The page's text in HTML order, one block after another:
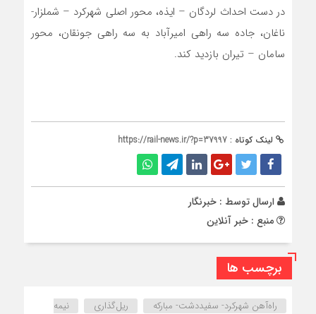
در دست احداث لردگان – ایذه، محور اصلی شهرکرد – شملزار-
ناغان، جاده سه راهی امیرآباد به سه راهی جونقان، محور
سامان – تیران بازدید کند.
لینک کوتاه : https://rail-news.ir/?p=37997
ارسال توسط : خبرنگار
منبع : خبر آنلاین
برچسب ها
راه‌آهن شهرکرد- سفیددشت- مبارکه ریل‌گذاری
نیمه